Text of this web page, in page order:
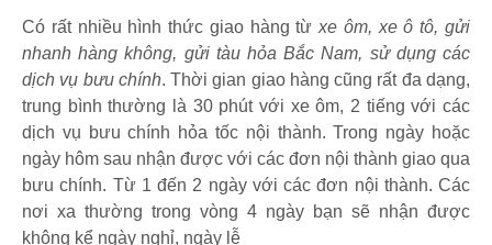
Có rất nhiều hình thức giao hàng từxe ôm, xe ô tô, gửi
nhanh hàng không, gửi tàu hỏa Bắc Nam, sử dụng các
dịch vụ bưu chính. Thời gian giao hàng cũng rất đa dạng,
trung bình thường là 30 phút với xe ôm, 2 tiếng với các
dịch vụ bưu chính hỏa tốc nội thành. Trong ngày hoặc
ngày hôm sau nhận được với các đơn nội thành giao qua
bưu chính. Từ 1 đến 2 ngày với các đơn nội thành. Các
nơi xa thường trong vòng 4 ngày bạn sẽ nhận được
không kể ngày nghỉ, ngày lễ